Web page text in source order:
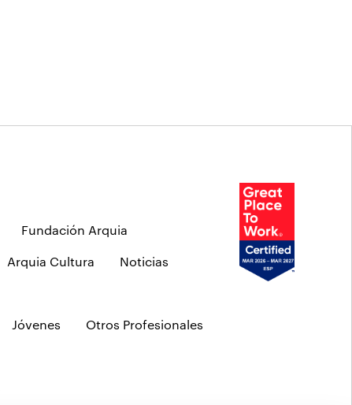
Fundación Arquia
Arquia Cultura Noticias
Jóvenes Otros Profesionales